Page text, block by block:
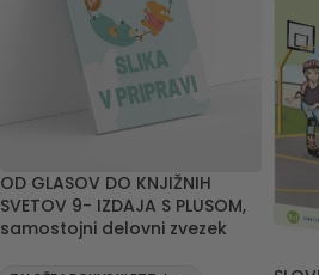
OD GLASOV DO KNJIŽNIH
SVETOV 9- IZDAJA S PLUSOM,
samostojni delovni zvezek